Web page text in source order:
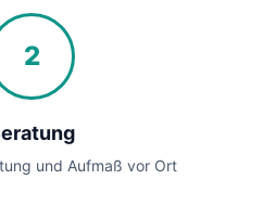
2
und Aufmaß vor Ort